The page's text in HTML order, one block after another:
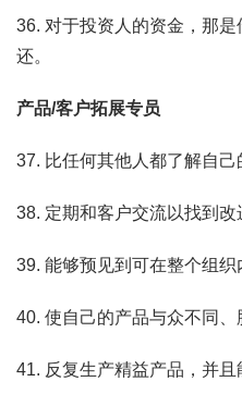
36. 对于投资人的资金，那
还。
产品/客户拓展专员
37. 比任何其他人都了解自己
38. 定期和客户交流以找到改
39. 能够预见到可在整个组织
40. 使自己的产品与众不同、
41. 反复生产精益产品，并且